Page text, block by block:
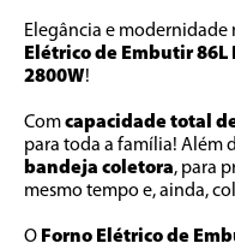
Elegância e modernidade
Elétrico de Embutir 86L
2800W!
Com capacidade total
para toda a família! Além
bandeja coletora, para
mesmo tempo e, ainda,
O Forno Elétrico de